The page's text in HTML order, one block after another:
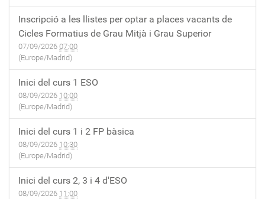
Inscripció a les llistes per optar a places vacants de
Cicles Formatius de Grau Mitjà i Grau Superior
07/09/2026 07:00
(Europe/Madrid)
Inici del curs 1 ESO
08/09/2026 10:00
(Europe/Madrid)
Inici del curs 1 i 2 FP bàsica
08/09/2026 10:30
(Europe/Madrid)
Inici del curs 2, 3 i 4 d'ESO
08/09/2026 11:00